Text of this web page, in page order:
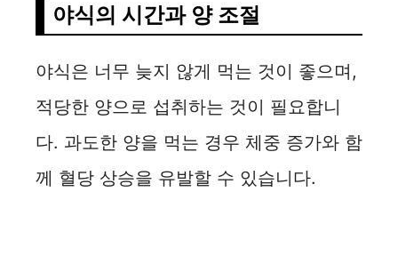
야식의 시간과 양 조절
야식은 너무 늦지 않게 먹는 것이 좋으며,
적당한 양으로 섭취하는 것이 필요합니
다. 과도한 양을 먹는 경우 체중 증가와 함
께 혈당 상승을 유발할 수 있습니다.